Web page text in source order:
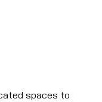
spaces to